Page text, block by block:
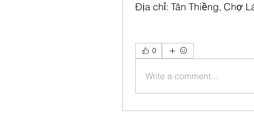
Địa chỉ: Tân Thiềng, Chợ
0
Write a comment...